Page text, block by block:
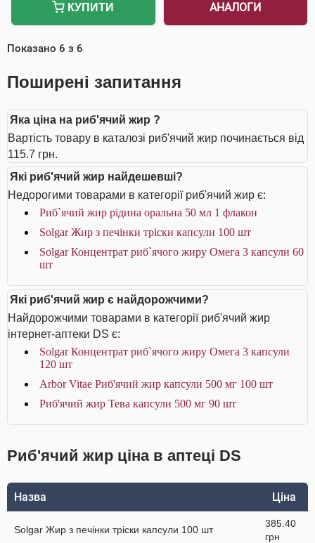
КУПИТИ АНАЛОГИ
Показано 6 з 6
Поширені запитання
Яка ціна на риб'ячий жир ?
Вартість товару в каталозі риб'ячий жир починається від
115.7 грн.
Які риб'ячий жир найдешевші?
Недорогими товарами в категорії риб'ячий жир є:
Риб`ячий жир рідина оральна 50 мл 1 флакон
Solgar Жир з печінки тріски капсули 100 шт
Solgar Концентрат риб`ячого жиру Омега 3 капсули 60
шт
Які риб'ячий жир є найдорожчими?
Найдорожчими товарами в категорії риб'ячий жир
інтернет-аптеки DS є:
Solgar Концентрат риб`ячого жиру Омега 3 капсули
120 шт
Arbor Vitae Риб'ячий жир капсули 500 мг 100 шт
Риб'ячий жир Тева капсули 500 мг 90 шт
Риб'ячий жир ціна в аптеці DS
Назва Ціна
Solgar Жир з печінки тріски капсули 100 шт
385.40
грн